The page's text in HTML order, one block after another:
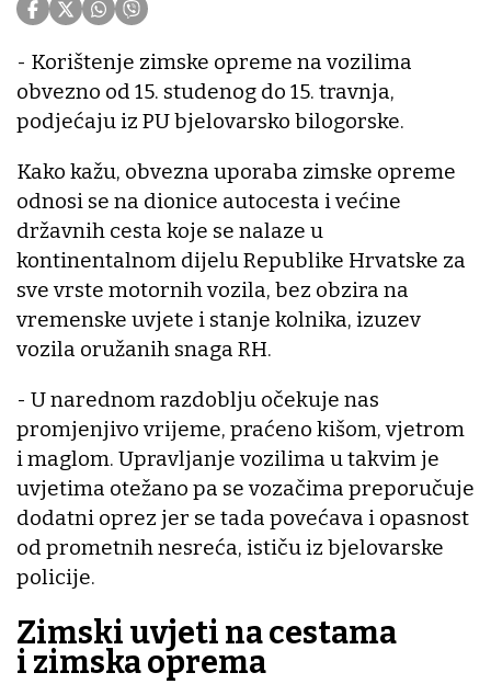
- Korištenje zimske opreme na vozilima
obvezno od 15. studenog do 15. travnja,
podjećaju iz PU bjelovarsko bilogorske.
Kako kažu, obvezna uporaba zimske opreme
odnosi se na dionice autocesta i većine
državnih cesta koje se nalaze u
kontinentalnom dijelu Republike Hrvatske za
sve vrste motornih vozila, bez obzira na
vremenske uvjete i stanje kolnika, izuzev
vozila oružanih snaga RH.
- U narednom razdoblju očekuje nas
promjenjivo vrijeme, praćeno kišom, vjetrom
i maglom. Upravljanje vozilima u takvim je
uvjetima otežano pa se vozačima preporučuje
dodatni oprez jer se tada povećava i opasnost
od prometnih nesreća, ističu iz bjelovarske
policije.
Zimski uvjeti na cestama
i zimska oprema